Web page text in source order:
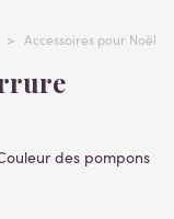
> Accessoires pour Noël
des pompons